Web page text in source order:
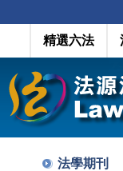
精選六法
法學期刊